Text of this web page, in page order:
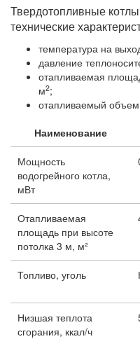
Твердотопливные
технические
температура на
давление
отапливаемая
м2;
отапливаемый
Наименование
Мощность
водогрейного котла,
мВт
Отапливаемая
площадь при высоте
потолка 3 м, м²
Топливо, уголь
Низшая теплота
сгорания, ккал/ч